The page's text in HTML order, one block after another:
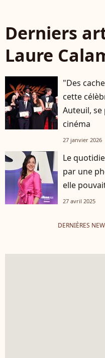
Derniers
Laure
"Des
cette
Auteuil, se
cinéma
27 janvier 2026
Le
par une
elle
27 avril 2025
DERNIÈRES